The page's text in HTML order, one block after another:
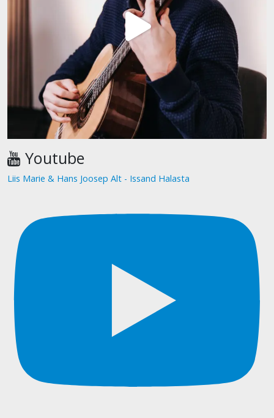
Youtube
Liis Marie & Hans Joosep Alt - Issand Halasta